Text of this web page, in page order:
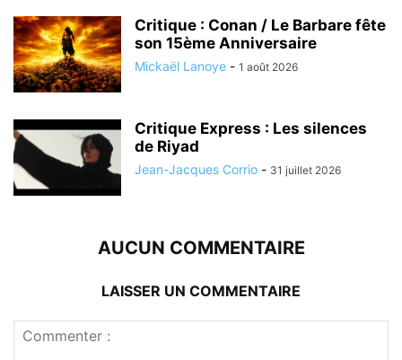
Critique : Conan / Le Barbare fête
son 15ème Anniversaire
Mickaël Lanoye - 1 août 2026
Critique Express : Les silences
de Riyad
Jean-Jacques Corrio - 31 juillet 2026
AUCUN COMMENTAIRE
LAISSER UN COMMENTAIRE